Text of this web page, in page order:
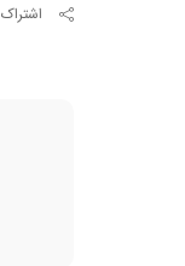
اشتراک